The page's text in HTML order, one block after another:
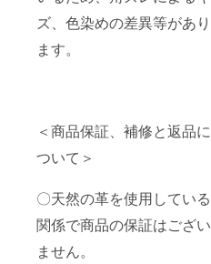
ズ、色染めの差異等があり
ます。
＜商品保証、補修と返品に
ついて＞
〇天然の革を使用している
関係で商品の保証はござい
ません。